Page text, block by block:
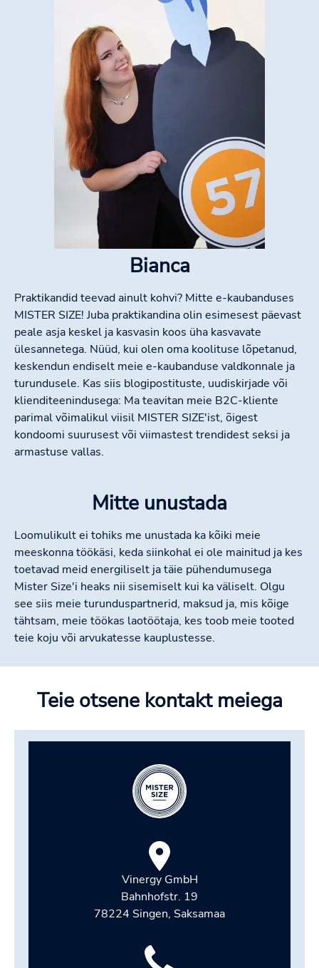
Bianca
Praktikandid teevad ainult kohvi? Mitte e-kaubanduses
MISTER SIZE! Juba praktikandina olin esimesest päevast
peale asja keskel ja kasvasin koos üha kasvavate
ülesannetega. Nüüd, kui olen oma koolituse lõpetanud,
keskendun endiselt meie e-kaubanduse valdkonnale ja
turundusele. Kas siis blogipostituste, uudiskirjade või
klienditeenindusega: Ma teavitan meie B2C-kliente
parimal võimalikul viisil MISTER SIZE'ist, õigest
kondoomi suurusest või viimastest trendidest seksi ja
armastuse vallas.
Mitte unustada
Loomulikult ei tohiks me unustada ka kõiki meie
meeskonna töökäsi, keda siinkohal ei ole mainitud ja kes
toetavad meid energiliselt ja täie pühendumusega
Mister Size'i heaks nii sisemiselt kui ka väliselt. Olgu
see siis meie turunduspartnerid, maksud ja, mis kõige
tähtsam, meie töökas laotöötaja, kes toob meie tooted
teie koju või arvukatesse kauplustesse.
Teie otsene kontakt meiega
Vinergy GmbH
Bahnhofstr. 19
78224 Singen, Saksamaa